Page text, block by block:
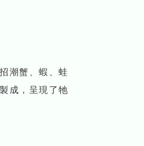
潮蟹、蝦、蛙
成，呈現了牠